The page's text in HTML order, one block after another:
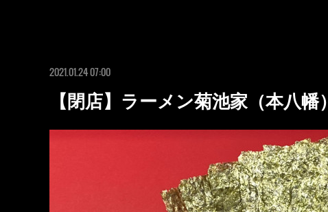
2021.01.24 07:00
【閉店】ラーメン菊池家（本八幡）